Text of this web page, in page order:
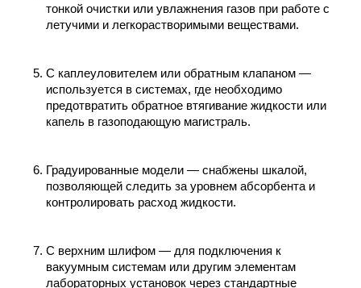
тонкой очистки или увлажнения газов при работе с
летучими и легкорастворимыми веществами.
С каплеуловителем или обратным клапаном —
используется в системах, где необходимо
предотвратить обратное втягивание жидкости или
капель в газоподающую магистраль.
Градуированные модели — снабжены шкалой,
позволяющей следить за уровнем абсорбента и
контролировать расход жидкости.
С верхним шлифом — для подключения к
вакуумным системам или другим элементам
лабораторных установок через стандартные